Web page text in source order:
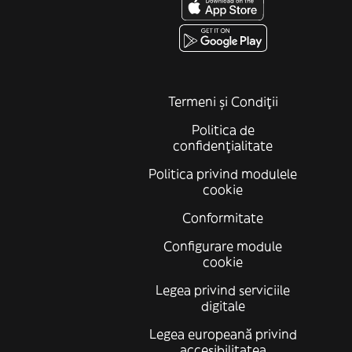
Termeni și Condiții
Politica de
confidenţialitate
Politica privind modulele
cookie
Conformitate
Configurare module
cookie
Legea privind serviciile
digitale
Legea europeană privind